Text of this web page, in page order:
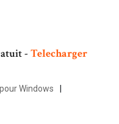
- Telecharger
Windows